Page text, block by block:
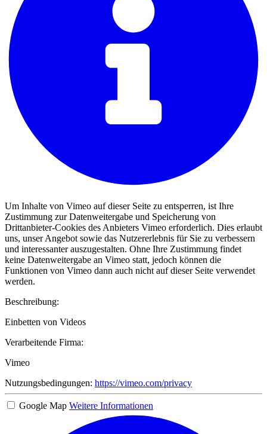
Um Inhalte von Vimeo auf dieser Seite zu entsperren, ist Ihre
Zustimmung zur Datenweitergabe und Speicherung von
Drittanbieter-Cookies des Anbieters Vimeo erforderlich. Dies erlaubt
uns, unser Angebot sowie das Nutzererlebnis für Sie zu verbessern
und interessanter auszugestalten. Ohne Ihre Zustimmung findet
keine Datenweitergabe an Vimeo statt, jedoch können die
Funktionen von Vimeo dann auch nicht auf dieser Seite verwendet
werden.
Beschreibung:
Einbetten von Videos
Verarbeitende Firma:
Vimeo
Nutzungsbedingungen: https://vimeo.com/privacy
Google Map Weitere Informationen